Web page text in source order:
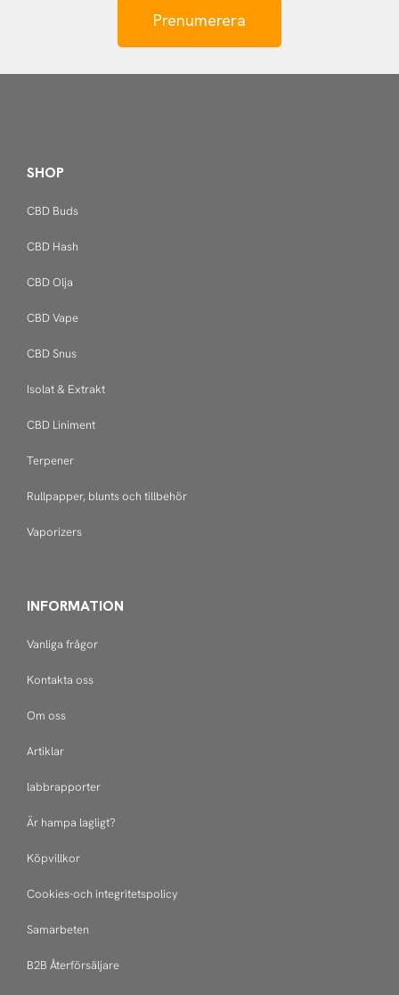
Prenumerera
SHOP
CBD Buds
CBD Hash
CBD Olja
CBD Vape
CBD Snus
Isolat & Extrakt
CBD Liniment
Terpener
Rullpapper, blunts och tillbehör
Vaporizers
INFORMATION
Vanliga frågor
Kontakta oss
Om oss
Artiklar
labbrapporter
Är hampa lagligt?
Köpvillkor
Cookies-och integritetspolicy
Samarbeten
B2B Återförsäljare